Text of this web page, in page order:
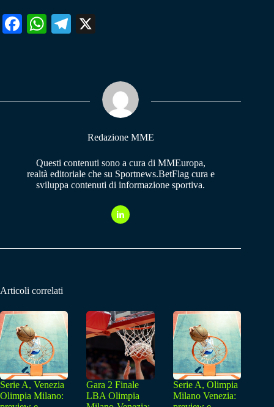
Fa W
pp
Te
m
Redazione MME
Questi contenuti sono a cura di MMEuropa,
realtà editoriale che su Sportnews.BetFlag cura e
sviluppa contenuti di informazione sportiva.
Articoli correlati
Serie A, Venezia
Olimpia Milano:
Gara 2 Finale
LBA Olimpia
Serie A, Olimpia
Milano Venezia: